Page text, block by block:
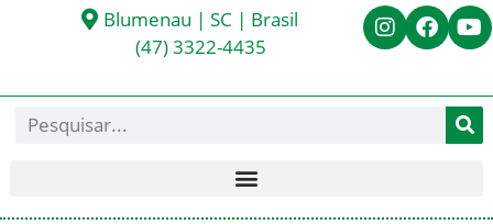
Blumenau | SC | Brasil
(47) 3322-4435